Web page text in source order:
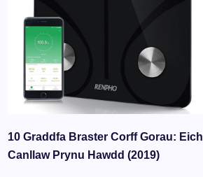
10 Graddfa Braster Corff Gorau: Eich
Canllaw Prynu Hawdd (2019)